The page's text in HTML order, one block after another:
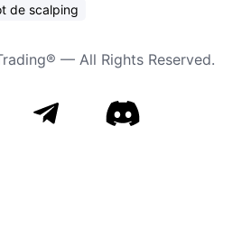
de scalping
— All Rights Reserved.